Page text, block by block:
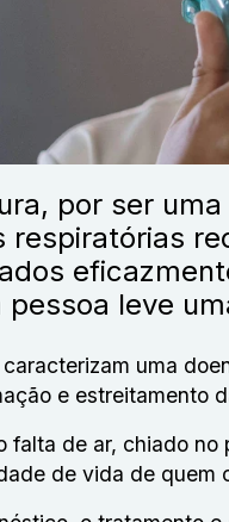
por ser
respiratórias
leve
caracterizam uma
e estreitamento
falta de ar, chiado
de vida de quem